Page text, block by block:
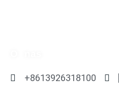
+8613926318100